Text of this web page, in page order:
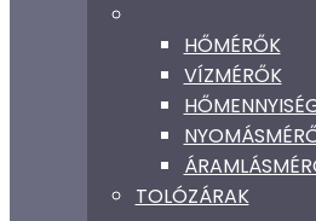
HŐMÉRŐK
VÍZMÉRŐK
TOLÓZÁRAK